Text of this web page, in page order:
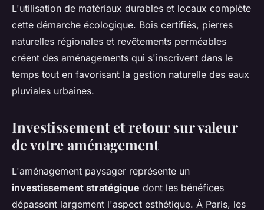
L'utilisation de matériaux durables et locaux complète
cette démarche écologique. Bois certifiés, pierres
naturelles régionales et revêtements perméables
créent des aménagements qui s'inscrivent dans le
temps tout en favorisant la gestion naturelle des eaux
pluviales urbaines.
Investissement et retour sur valeur
de votre aménagement
L'aménagement paysager représente un
investissement stratégique dont les bénéfices
dépassent largement l'aspect esthétique. À Paris, les